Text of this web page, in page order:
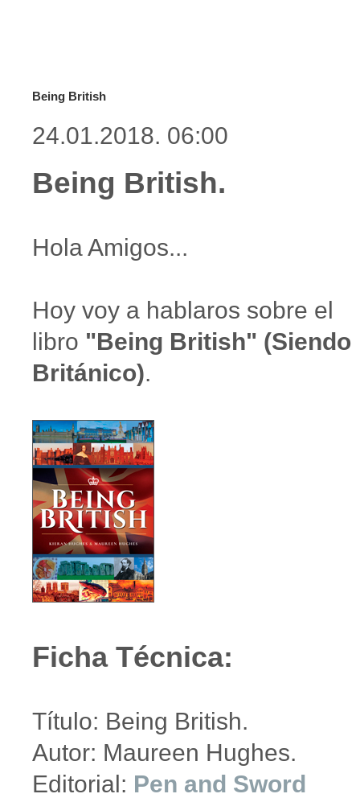
Being British
24.01.2018. 06:00
Being British.
Hola Amigos...
Hoy voy a hablaros sobre el
libro "Being British" (Siendo
Británico).
Ficha Técnica:
Título: Being British.
Autor: Maureen Hughes.
Editorial: Pen and Sword